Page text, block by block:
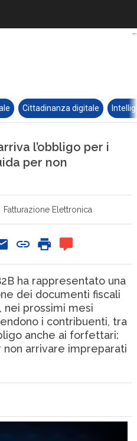
Cittadinanza digitale
l’obbligo per i
per non
Fatturazione Elettronica
ha rappresentato una
dei documenti fiscali
nei prossimi mesi
i contribuenti, tra
anche ai forfettari:
arrivare impreparati